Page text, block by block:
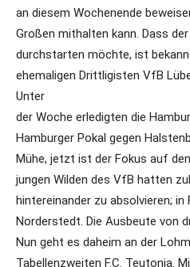
an diesem Wochenende
Großen mithalten kann. Dass
durchstarten möchte, ist
ehemaligen Drittligisten VfB
Unter
der Woche erledigten die
Hamburger Pokal gegen
Mühe, jetzt ist der Fokus auf
jungen Wilden des VfB hatten
hintereinander zu absolvieren; in
Norderstedt. Die Ausbeute von
Nun geht es daheim an der
Tabellenzweiten F.C. Teutonia.